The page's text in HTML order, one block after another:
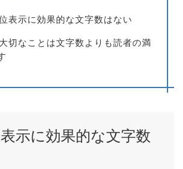
表示に効果的な文字数はない
切なことは文字数よりも読者の満
示に効果的な文字数